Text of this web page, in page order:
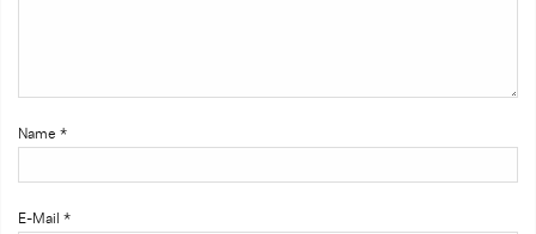
Name *
E-Mail *